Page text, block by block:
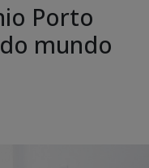
Porto
mundo